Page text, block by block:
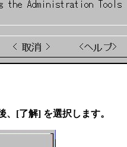
[了解] を選択します。